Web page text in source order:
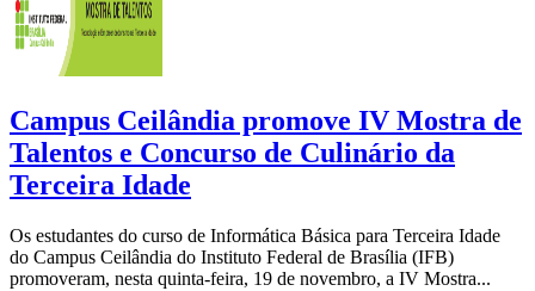
Campus Ceilândia promove IV Mostra de
Talentos e Concurso de Culinário da
Terceira Idade
Os estudantes do curso de Informática Básica para Terceira Idade
do Campus Ceilândia do Instituto Federal de Brasília (IFB)
promoveram, nesta quinta-feira, 19 de novembro, a IV Mostra...